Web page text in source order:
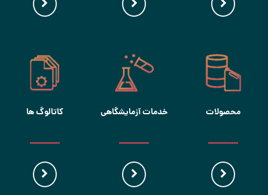
محصولات خدمات آزمایشگاهی کاتالوگ ها